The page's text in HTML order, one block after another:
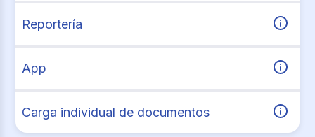
Reportería
App
Carga individual de documentos